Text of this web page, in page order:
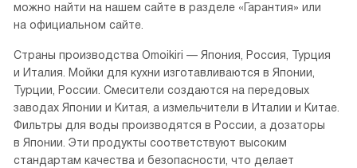
можно найти на нашем сайте в разделе «Гарантия» или
на официальном сайте.
Страны производства Omoikiri — Япония, Россия, Турция
и Италия. Мойки для кухни изготавливаются в Японии,
Турции, России. Смесители создаются на передовых
заводах Японии и Китая, а измельчители в Италии и Китае.
Фильтры для воды производятся в России, а дозаторы
в Японии. Эти продукты соответствуют высоким
стандартам качества и безопасности, что делает